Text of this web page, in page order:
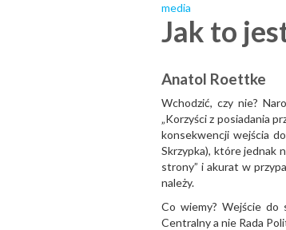
media
Jak to
Anatol Roettke
Wchodzić, czy nie?
„Korzyści z posiadania
konsekwencji wejścia
Skrzypka), które jednak
strony” i akurat w
należy.
Co wiemy? Wejście
Centralny a nie Rada